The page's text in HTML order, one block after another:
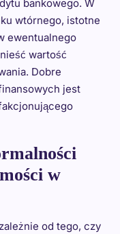
bankowego. W
wtórnego, istotne
ewentualnego
wartość
Dobre
jest
w
od tego, czy